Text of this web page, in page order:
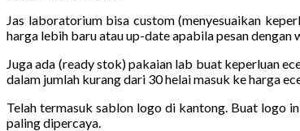
Jas laboratorium bisa custom (menyesuaikan
harga lebih baru atau up-date apabila pesan dengan
Juga ada (ready stok) pakaian lab buat keperluan
dalam jumlah kurang dari 30 helai masuk ke harga
Telah termasuk sablon logo di kantong. Buat logo
paling dipercaya.